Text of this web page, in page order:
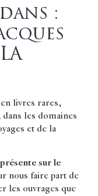
:
livres rares,
les domaines
et de la
sur le
nous faire part de
les ouvrages que